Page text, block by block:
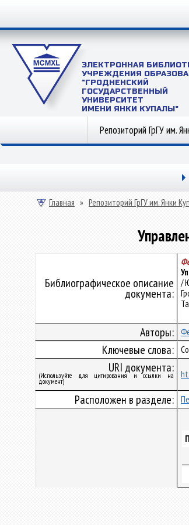
ЭЛЕКТРОННАЯ
УЧРЕЖДЕНИЯ
"ГРОДНЕНСКИЙ
ГОСУДАРСТВЕННЫЙ
УНИВЕРСИТЕТ
ИМЕНИ ЯНКИ КУПАЛЫ"
Репозиторий ГрГУ им.
Главная » Репозиторий ГрГУ им. Янки
Библиографическое описание
документа:
/
Авторы:
Ключевые слова:
URI документа:
(Используйте для цитирования и ссылки на
документ)
Расположен в разделе: